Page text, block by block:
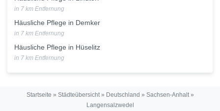
in 7 km Entfernung
Häusliche Pflege in Demker
in 7 km Entfernung
Häusliche Pflege in Hüselitz
in 7 km Entfernung
Startseite » Städteübersicht» Deutschland » Sachsen-Anhalt»
Langensalzwedel